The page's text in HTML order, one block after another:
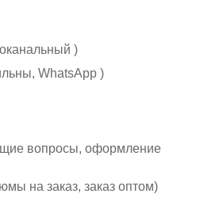
)
WhatsApp )
вопросы, оформление
на заказ, заказ оптом)